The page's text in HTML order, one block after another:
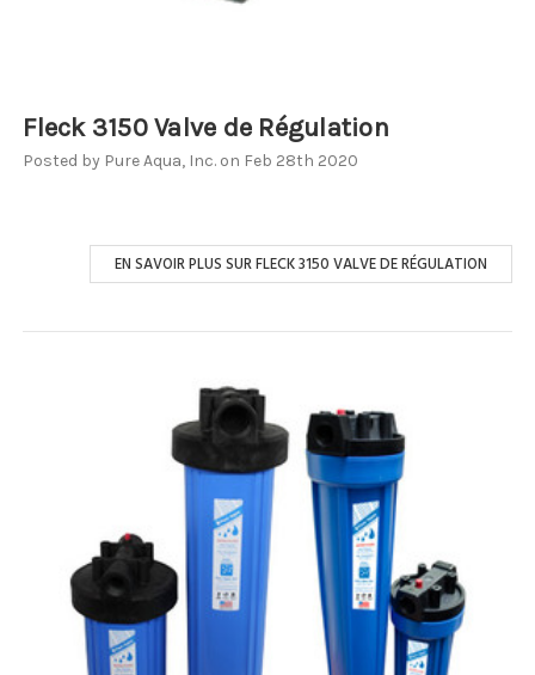
Fleck 3150 Valve de Régulation
Posted by Pure Aqua, Inc. on Feb 28th 2020
EN SAVOIR PLUS SUR FLECK 3150 VALVE DE RÉGULATION